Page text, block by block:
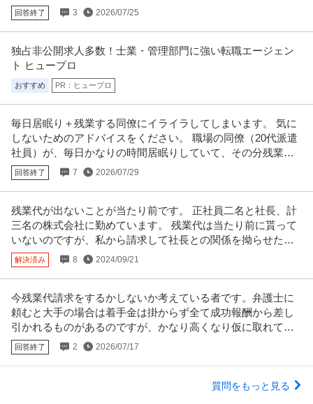
回答終了 3 2026/07/25
独占非公開求人多数！士業・管理部門に強い転職エージェン
ト ヒュープロ
おすすめ PR：ヒュープロ
毎日居眠り＋残業する同僚にイライラしてしまいます。 気に
しないためのアドバイスをください。 職場の同僚（20代派遣
社員）が、毎日かなりの時間居眠りしていて、その分残業し
ています。
回答終了 7 2026/07/29
残業代が出ないことが当たり前です。 正社員二名と社長、計
三名の株式会社に勤めています。 残業代は当たり前に貰って
いないのですが、私から請求して社長との関係を拗らせたく
ありません。
解決済み 8 2024/09/21
今残業代請求をするかしないか考えている者です。弁護士に
頼むと大手の場合は着手金は掛からず全て成功報酬から差し
引かれるものがあるのですが、かなり高くなり仮に取れても
半分くらいになってしまいます。
回答終了 2 2026/07/17
質問をもっと見る